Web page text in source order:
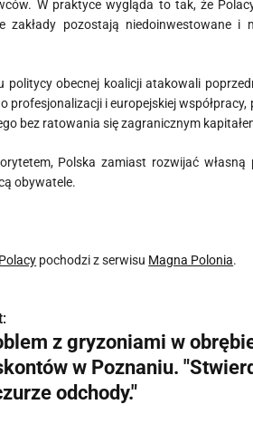
W praktyce wygląda to tak, że
pozostają niedoinwestowane i
politycy obecnej koalicji atakowali
profesjonalizacji i europejskiej
bez ratowania się zagranicznym
Polska zamiast rozwijać własną
obywatele.
pochodzi z serwisu Magna Polonia.
z gryzoniami w
w Poznaniu.
odchody."